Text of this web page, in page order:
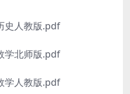
人教版.pdf
北师版.pdf
人教版.pdf